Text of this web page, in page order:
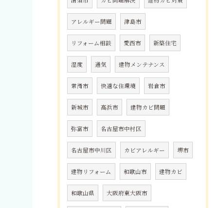
アレルギー問題 津島市
リフォーム相談 愛西市 新築住宅
湿度 通気 建物メンテナンス
常滑市 快適な住環境 岩倉市
新城市 高浜市 建物カビ問題
弥富市 名古屋市中村区
名古屋市中川区 カビアレルギー 堺市
建物リフォーム 和歌山市 建物カビ
和歌山県 大阪府東大阪市